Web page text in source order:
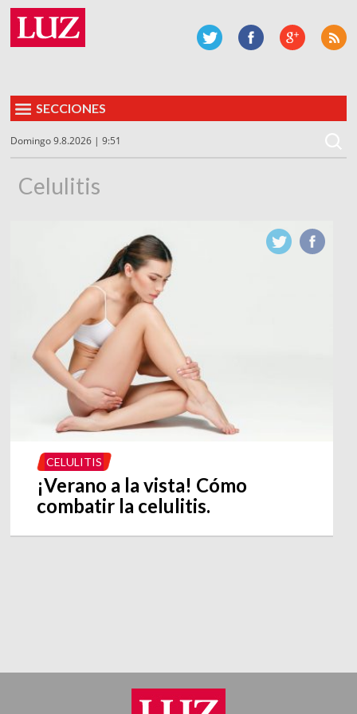
SECCIONES
Domingo 9.8.2026 | 9:51
Celulitis
CELULITIS
¡Verano a la vista! Cómo
combatir la celulitis.